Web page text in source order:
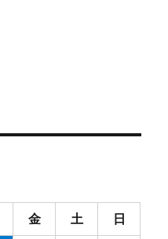
金 土 日